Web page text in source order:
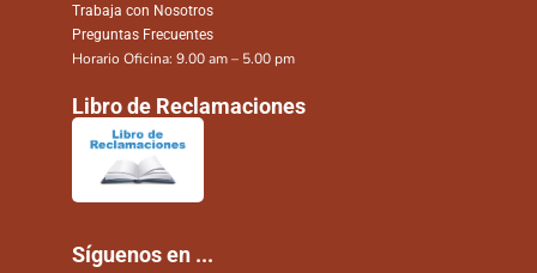
Trabaja con Nosotros
Preguntas Frecuentes
Horario Oficina: 9.00 am – 5.00 pm
Libro de Reclamaciones
Síguenos en ...